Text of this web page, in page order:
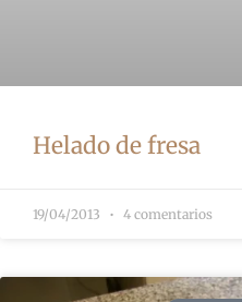
Helado de fresa
19/04/2013 4 comentarios